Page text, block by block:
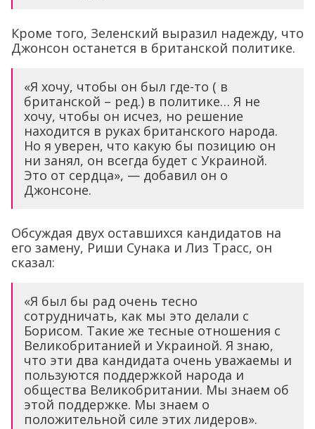
Кроме того, Зеленский выразил надежду, что
Джонсон останется в британской политике.
«Я хочу, чтобы он был где-то ( в
британской – ред.) в политике… Я не
хочу, чтобы он исчез, но решение
находится в руках британского народа.
Но я уверен, что какую бы позицию он
ни занял, он всегда будет с Украиной.
Это от сердца», — добавил он о
Джонсоне.
Обсуждая двух оставшихся кандидатов на
его замену, Риши Сунака и Лиз Трасс, он
сказал:
«Я был бы рад очень тесно
сотрудничать, как мы это делали с
Борисом. Такие же тесные отношения с
Великобританией и Украиной. Я знаю,
что эти два кандидата очень уважаемы и
пользуются поддержкой народа и
общества Великобритании. Мы знаем об
этой поддержке. Мы знаем о
положительной силе этих лидеров».